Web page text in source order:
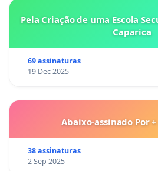
Pela Criação de uma Escola
Caparica
69 assinaturas
19 Dec 2025
Abaixo-assinado Por
38 assinaturas
2 Sep 2025